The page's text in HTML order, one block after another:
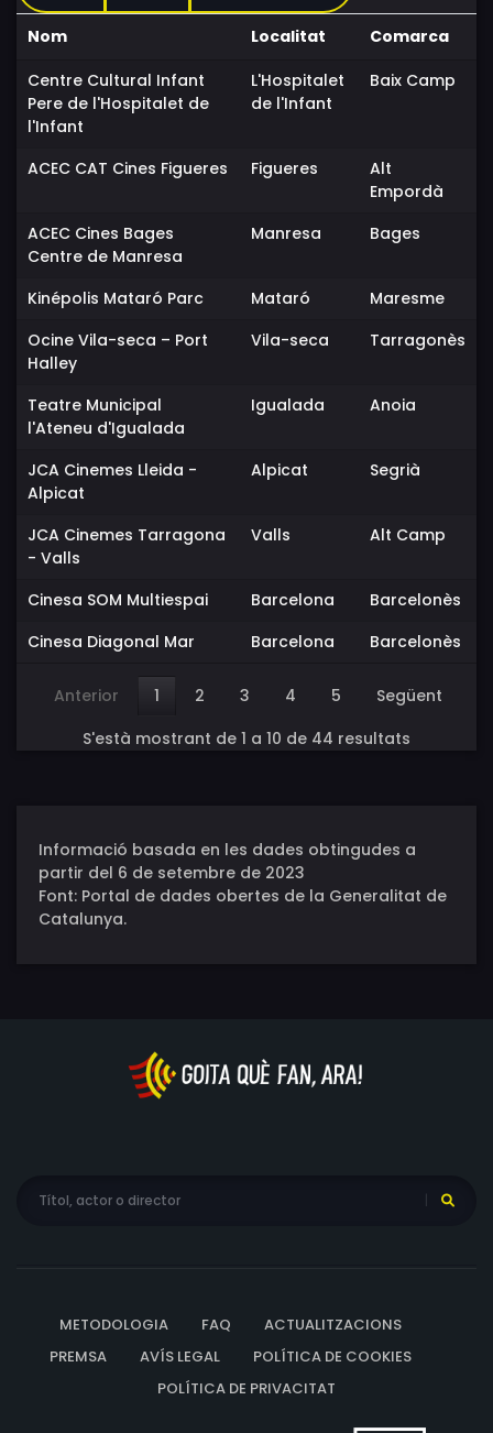
Nom Localitat
Comarca
Centre Cultural Infant
Pere de l'Hospitalet de
l'Infant
L'Hospitalet
de l'Infant
Baix Camp
ACEC CAT Cines Figueres Figueres
Alt
Empordà
ACEC Cines Bages
Centre de Manresa
Manresa Bages
Kinépolis Mataró Parc Mataró
Maresme
Ocine Vila-seca – Port
Halley
Vila-seca Tarragonès
Teatre Municipal
l'Ateneu d'Igualada
Igualada Anoia
JCA Cinemes Lleida -
Alpicat
Alpicat Segrià
JCA Cinemes Tarragona
- Valls
Valls Alt Camp
Cinesa SOM Multiespai Barcelona
Barcelonès
Cinesa Diagonal Mar
Barcelona Barcelonès
Anterior 1 2 3 4 5
Següent
S'està mostrant de 1 a 10 de 44 resultats
Informació basada en les dades obtingudes a
partir del 6 de setembre de 2023
Font: Portal de dades obertes de la Generalitat de
Catalunya.
METODOLOGIA FAQ
ACTUALITZACIONS
PREMSA
AVÍS LEGAL
POLÍTICA DE COOKIES
POLÍTICA DE PRIVACITAT